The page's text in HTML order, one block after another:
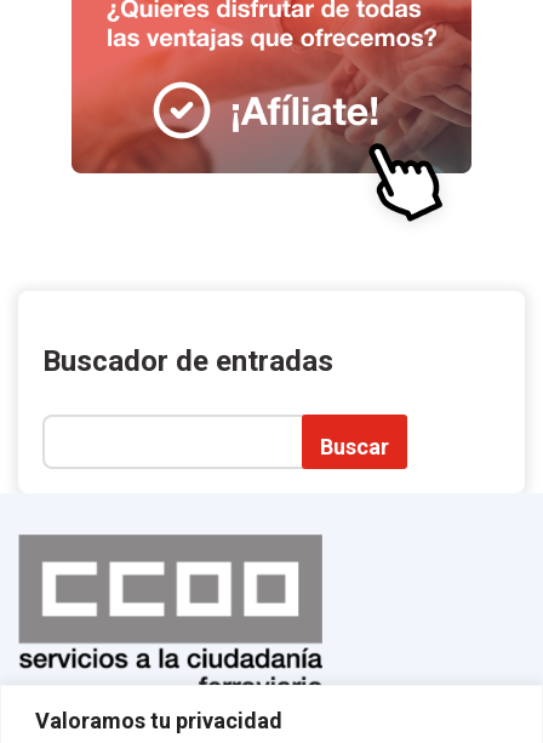
Valoramos tu privacidad
Buscador de entradas
Buscar
Normas de uso